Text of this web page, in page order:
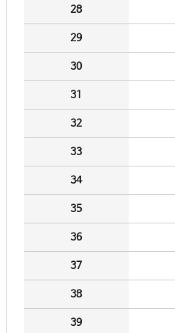
28
29
30
31
32
33
34
35
36
37
38
39